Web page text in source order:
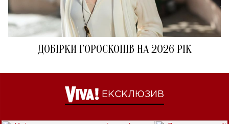
ДОБІРКИ ГОРОСКОПІВ НА 2026 РІК
ЕКСКЛЮЗИВ